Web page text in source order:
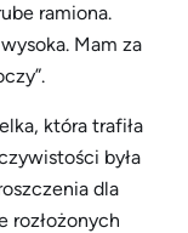
ramiona.
Mam za
która trafiła
była
dla
rozłożonych